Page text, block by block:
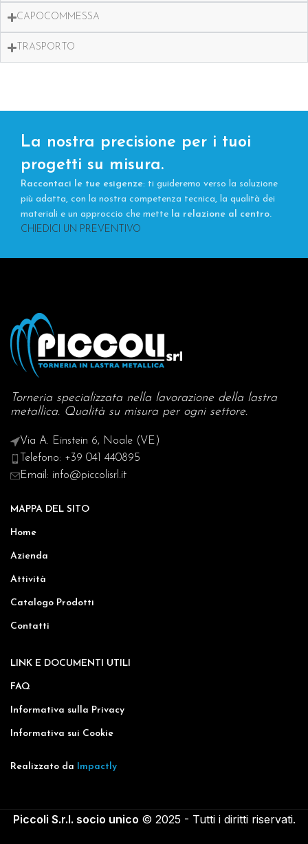
CAPOCOMMESSA
TRASPORTO
La nostra precisione per i tuoi
progetti su misura.
Raccontaci le tue esigenze: ti guideremo verso la soluzione
più adatta, con la nostra competenza tecnica, la qualità dei
materiali e un approccio che mette la relazione al centro.
CHIEDICI UN PREVENTIVO
Torneria specializzata nella lavorazione della lastra
metallica. Qualità su misura per ogni settore.
Via A. Einstein 6, Noale (VE)
Telefono: +39 041 440895
Email: info@piccolisrl.it
MAPPA DEL SITO
Home
Azienda
Attività
Catalogo Prodotti
Contatti
LINK E DOCUMENTI UTILI
FAQ
Informativa sulla Privacy
Informativa sui Cookie
Realizzato da Impactly
Piccoli S.r.l. socio unico © 2025 - Tutti i diritti riservati.